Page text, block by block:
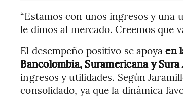
“Estamos con unos ingresos y una
le dimos al mercado. Creemos que
El desempeño positivo se apoyaen
Bancolombia, Suramericana y Sura
ingresos y utilidades. Según
consolidado, ya que la dinámica